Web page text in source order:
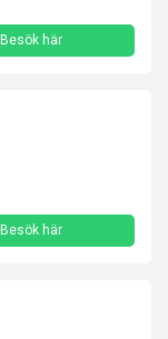
Besök här
Besök här